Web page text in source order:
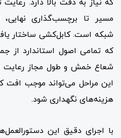
که نیاز به دقت بالا دارد.
مسیر تا برچسب‌گذاری نهایی،
شبکه است. کابل‌کشی ساختار
که تمامی اصول استاندارد از
شعاع خمش و طول مجاز رعایت
این مراحل می‌تواند موجب افت
هزینه‌های نگهداری شود.
با اجرای دقیق این